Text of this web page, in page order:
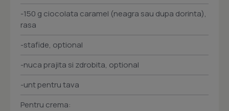
-150 g ciocolata caramel (neagra sau dupa dorinta),
rasa
-stafide, optional
-nuca prajita si zdrobita, optional
-unt pentru tava
Pentru crema: